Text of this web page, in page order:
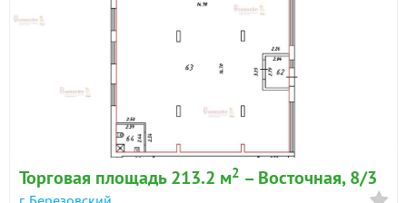
Торговая площадь 213.2 м2 – Восточная, 8/3